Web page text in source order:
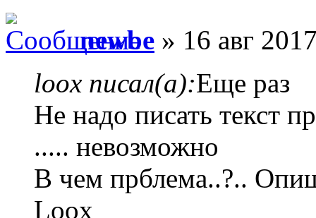
newbe » 16 авг
loox писал(а):Еще раз
Не надо писать текст
..... невозможно
В чем прблема..?..
Loox